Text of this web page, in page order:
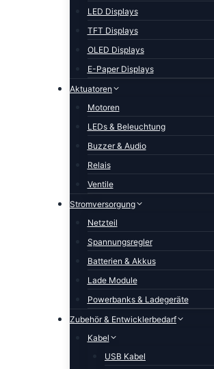
LED Displays
TFT Displays
OLED Displays
E-Paper Displays
Aktuatoren
Motoren
LEDs & Beleuchtung
Buzzer & Audio
Relais
Ventile
Stromversorgung
Netzteil
Spannungsregler
Batterien & Akkus
Lade Module
Powerbanks & Ladegeräte
Zubehör & Entwicklerbedarf
Kabel
USB Kabel